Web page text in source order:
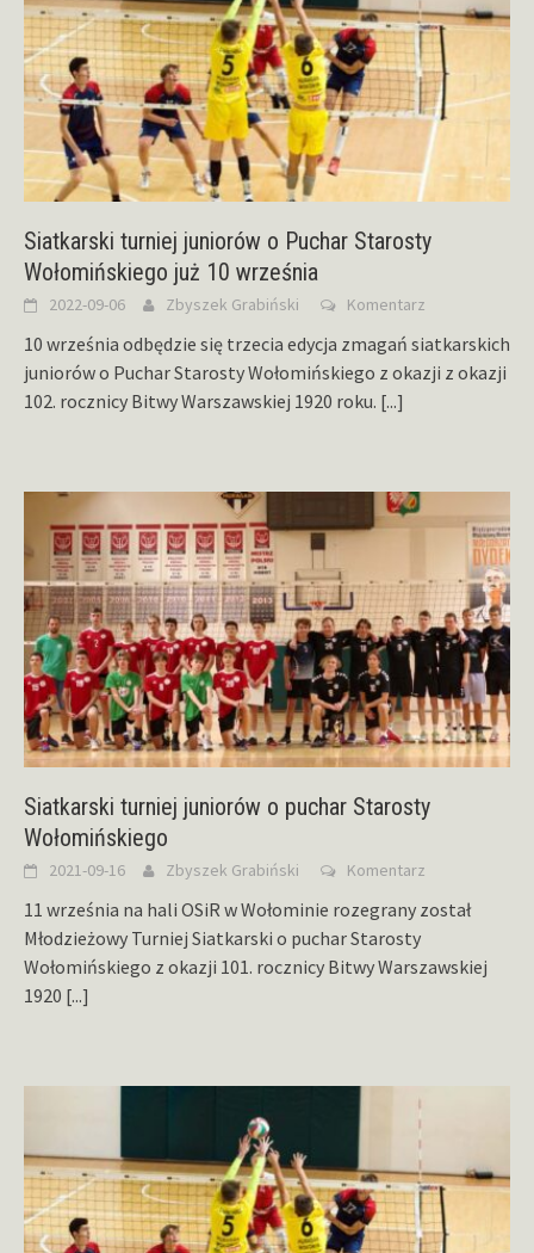
Siatkarski turniej juniorów o Puchar Starosty
Wołomińskiego już 10 września
2022-09-06 Zbyszek Grabiński Komentarz
10 września odbędzie się trzecia edycja zmagań siatkarskich
juniorów o Puchar Starosty Wołomińskiego z okazji z okazji
102. rocznicy Bitwy Warszawskiej 1920 roku. [...]
Siatkarski turniej juniorów o puchar Starosty
Wołomińskiego
2021-09-16 Zbyszek Grabiński Komentarz
11 września na hali OSiR w Wołominie rozegrany został
Młodzieżowy Turniej Siatkarski o puchar Starosty
Wołomińskiego z okazji 101. rocznicy Bitwy Warszawskiej
1920 [...]